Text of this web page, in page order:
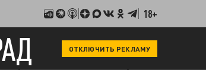
18+
ОТКЛЮЧИТЬ РЕКЛАМУ